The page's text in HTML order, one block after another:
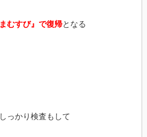
むすび』で復帰となる
っかり検査もして